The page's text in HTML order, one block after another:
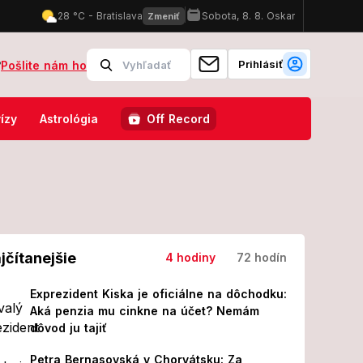
Stále sa s tým nedokázala vyrovnať Gáboríkovci po
Pošlite nám ho Prihlásiť
Astrológia Off Record
4 hodiny 72 hodín
Exprezident Kiska je oficiálne na dôchodku:
Aká penzia mu cinkne na účet? Nemám
dôvod ju tajiť
Petra Bernasovská v Chorvátsku: Za